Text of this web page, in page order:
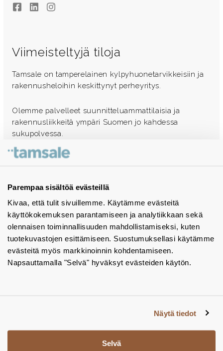
Parempaa sisältöä evästeillä
Kivaa, että tulit sivuillemme. Käytämme evästeitä
käyttökokemuksen parantamiseen ja analytiikkaan sekä
olennaisen toiminnallisuuden mahdollistamiseksi, kuten
tuotekuvastojen esittämiseen. Suostumuksellasi käytämme
evästeitä myös markkinoinnin kohdentamiseen.
Napsauttamalla "Selvä" hyväksyt evästeiden käytön.
Näytä tiedot
Selvä
FacebookLinkedInInstagram
Viimeisteltyjä tiloja
Tamsale on tamperelainen kylpyhuonetarvikkeisiin ja
rakennusheloihin keskittynyt perheyritys.
Olemme palvelleet suunnitteluammattilaisia ja
rakennusliikkeitä ympäri Suomen jo kahdessa
sukupolvessa.
Ota yhteyttä - autamme mielellämme
Tuotekuvastot
Instagram
BIM-objektit
Yhteystiedot
Tiedotteet